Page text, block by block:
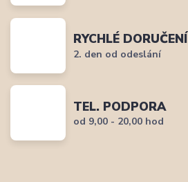
RYCHLÉ DORUČENÍ
2. den od odeslání
TEL. PODPORA
od 9,00 - 20,00 hod